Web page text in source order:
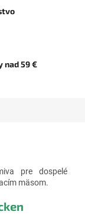
nad 59 €
pre dospelé
mäsom.